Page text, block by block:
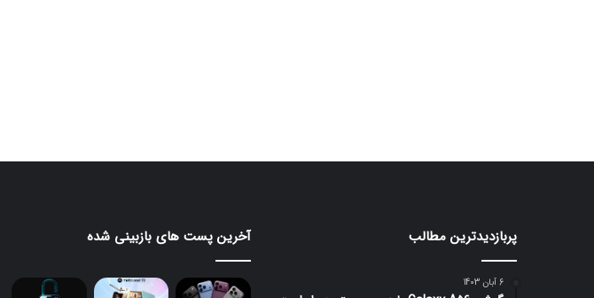
پربازدیدترین مطالب
6 آبان 1403
آخرین پست های بازبینی شده
مانیتور
هرتزی
تبلت
Moto
Pad
70